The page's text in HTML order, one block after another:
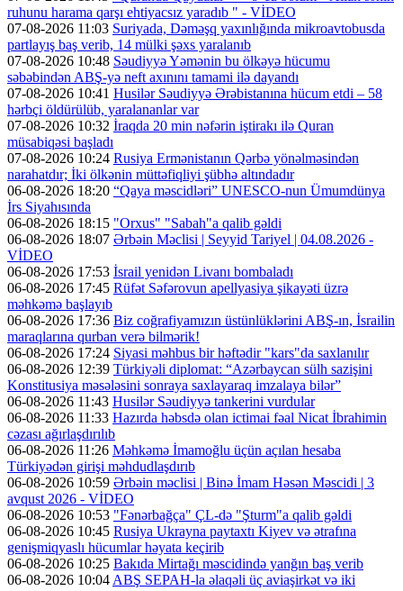
ruhunu harama qarşı ehtiyacsız yaradıb " - VİDEO
07-08-2026 11:03 Suriyada, Dəməşq yaxınlığında mikroavtobusda
partlayış baş verib, 14 mülki şəxs yaralanıb
07-08-2026 10:48 Səudiyyə Yəmənin bu ölkəyə hücumu
səbəbindən ABŞ-yə neft axınını tamami ilə dayandı
07-08-2026 10:41 Husilər Səudiyyə Ərəbistanına hücum etdi – 58
hərbçi öldürülüb, yaralananlar var
07-08-2026 10:32 İraqda 20 min nəfərin iştirakı ilə Quran
müsabiqəsi başladı
07-08-2026 10:24 Rusiya Ermənistanın Qərbə yönəlməsindən
narahatdır; İki ölkənin müttəfiqliyi şübhə altındadır
06-08-2026 18:20 “Qaya məscidləri” UNESCO-nun Ümumdünya
İrs Siyahısında
06-08-2026 18:15 "Orxus" "Sabah"a qalib gəldi
06-08-2026 18:07 Ərbəin Məclisi | Seyyid Tariyel | 04.08.2026 -
VİDEO
06-08-2026 17:53 İsrail yenidən Livanı bombaladı
06-08-2026 17:45 Rüfət Səfərovun apellyasiya şikayəti üzrə
məhkəmə başlayıb
06-08-2026 17:36 Biz coğrafiyamızın üstünlüklərini ABŞ-ın, İsrailin
maraqlarına qurban verə bilmərik!
06-08-2026 17:24 Siyasi məhbus bir həftədir "kars"da saxlanılır
06-08-2026 12:39 Türkiyəli diplomat: “Azərbaycan sülh sazişini
Konstitusiya məsələsini sonraya saxlayaraq imzalaya bilər”
06-08-2026 11:43 Husilər Səudiyyə tankerini vurdular
06-08-2026 11:33 Hazırda həbsdə olan ictimai fəal Nicat İbrahimin
cəzası ağırlaşdırılıb
06-08-2026 11:26 Məhkəmə İmamoğlu üçün açılan hesaba
Türkiyədən girişi məhdudlaşdırıb
06-08-2026 10:59 Ərbəin məclisi | Binə İmam Həsən Məscidi | 3
avqust 2026 - VİDEO
06-08-2026 10:53 "Fənərbağça" ÇL-də "Şturm"a qalib gəldi
06-08-2026 10:45 Rusiya Ukrayna paytaxtı Kiyev və ətrafına
genişmiqyaslı hücumlar həyata keçirib
06-08-2026 10:25 Bakıda Mirtağı məscidində yanğın baş verib
06-08-2026 10:04 ABŞ SEPAH-la əlaqəli üç aviaşirkət və iki